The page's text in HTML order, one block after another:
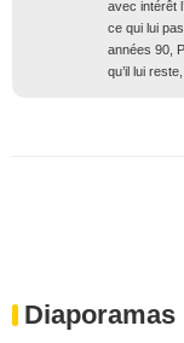
avec intérêt
ce qui lui
années 90,
qu’il lui